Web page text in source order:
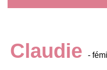
Claudie -